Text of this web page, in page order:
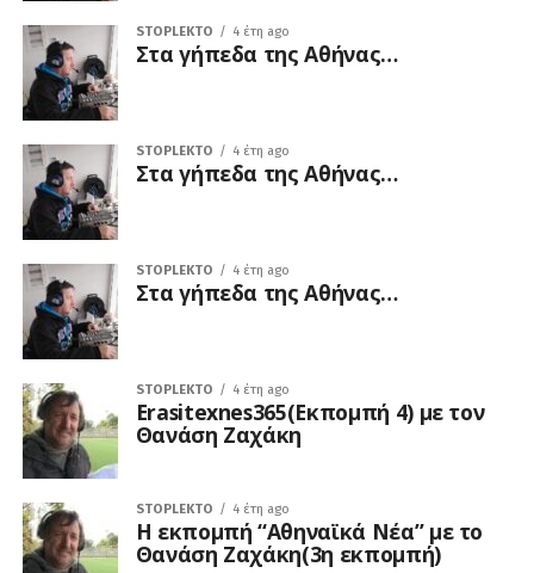
STOPLEKTO 4 έτη ago
Στα γήπεδα της Αθήνας…
STOPLEKTO 4 έτη ago
Στα γήπεδα της Αθήνας…
STOPLEKTO 4 έτη ago
Στα γήπεδα της Αθήνας…
STOPLEKTO 4 έτη ago
Erasitexnes365(Eκπομπή 4) με τον
Θανάση Ζαχάκη
STOPLEKTO 4 έτη ago
Η εκπομπή “Αθηναϊκά Νέα” με το
Θανάση Ζαχάκη(3η εκπομπή)